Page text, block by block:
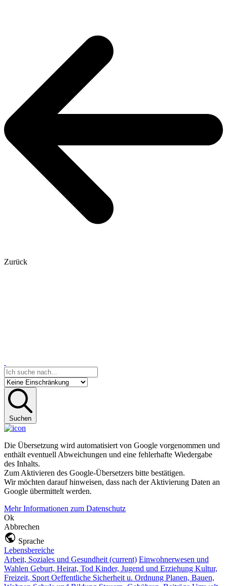
Zurück
Suchen
Die Übersetzung wird automatisiert von Google vorgenommen und
enthält eventuell Abweichungen und eine fehlerhafte Wiedergabe
des Inhalts.
Zum Aktivieren des Google-Übersetzers bitte bestätigen.
Wir möchten darauf hinweisen, dass nach der Aktivierung Daten an
Google übermittelt werden.
Mehr Informationen zum Datenschutz
Ok
Abbrechen
Sprache
Lebensbereiche
Arbeit, Soziales und Gesundheit (current) Einwohnerwesen und
Wahlen Geburt, Heirat, Tod Kinder, Jugend und Erziehung Kultur,
Freizeit, Sport Oeffentliche Sicherheit u. Ordnung Planen, Bauen,